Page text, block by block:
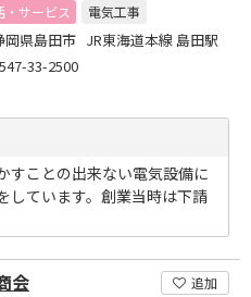
・サービス 電気工事
岡県島田市 JR東海道本線 島田駅
33-2500
すことの出来ない電気設備に
しています。創業当時は下請
会 追加